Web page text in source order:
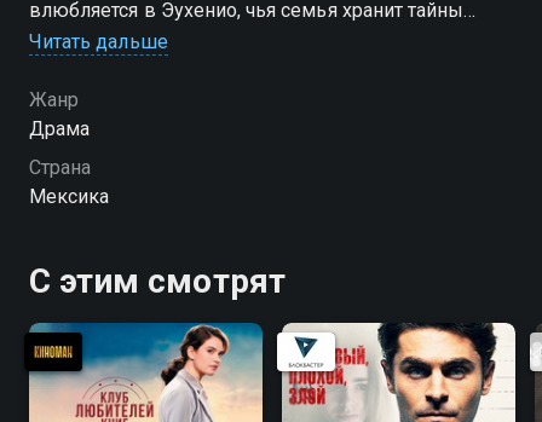
влюбляется в Эухенио, чья семья хранит тайны
прошлого её супруга
Посмотреть онлайн 1 сезон сериала Дар любви вы
можете совершенно бесплатно в хорошем HD
качестве на Смотрёшке
Читать дальше
Жанр
Драма
Страна
Мексика
С этим смотрят